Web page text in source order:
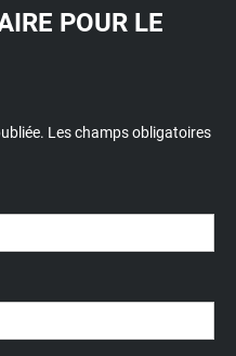
POUR LE
Les champs obligatoires